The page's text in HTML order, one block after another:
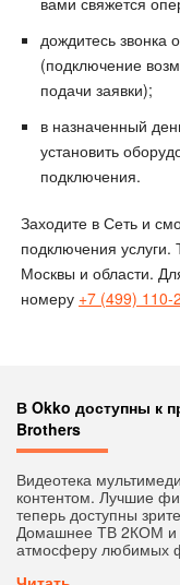
дождитесь звонка
(подключение
подачи заявки);
в назначенный
установить
подключения.
Заходите в Сеть и
подключения
Москвы и области.
номеру +7 (499) 110-
В Okko доступны к
Brothers
Видеотека
контентом. Лучшие
теперь доступны
Домашнее ТВ 2КОМ и
атмосферу любимых